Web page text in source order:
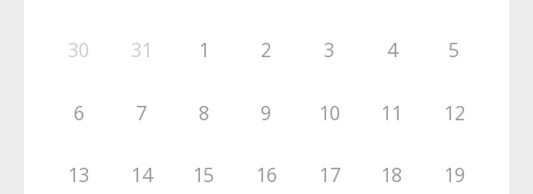
30 31 1 2 3 4 5
6 7 8 9 10 11 12
13 14 15 16 17 18 19